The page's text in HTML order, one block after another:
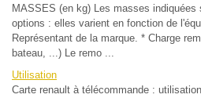
MASSES (en kg) Les masses
options : elles varient en fonction de
Représentant de la marque. * Charge
bateau, ...) Le remo ...
Utilisation
Carte renault à télécommande :